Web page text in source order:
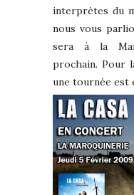
interprètes du
nous vous
sera à la
prochain. Pour
une tournée est